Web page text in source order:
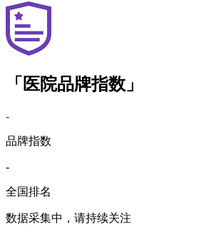
「医院品牌指数」
-
品牌指数
-
全国排名
数据采集中，请持续关注